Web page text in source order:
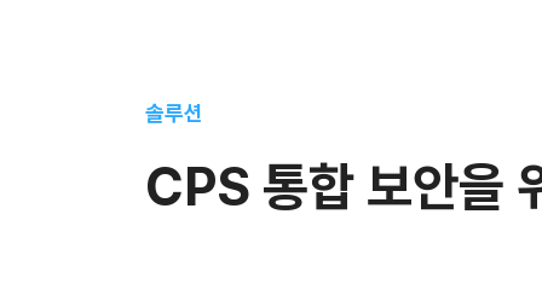
솔루션
CPS 통합 보안을